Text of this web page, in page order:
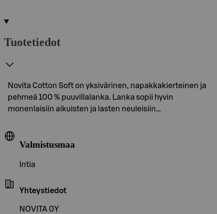
Tuotetiedot
Novita Cotton Soft on yksivärinen, napakkakierteinen ja
pehmeä 100 % puuvillalanka. Lanka sopii hyvin
monenlaisiin aikuisten ja lasten neuleisiin…
Valmistusmaa
Intia
Yhteystiedot
NOVITA 0Y